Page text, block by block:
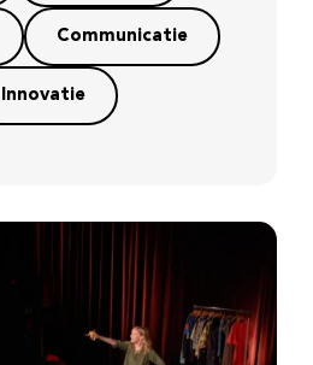
Communicatie
Innovatie